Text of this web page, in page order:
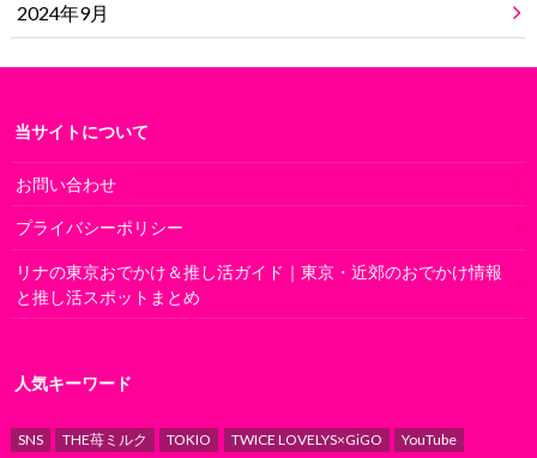
2024年9月
当サイトについて
お問い合わせ
プライバシーポリシー
リナの東京おでかけ＆推し活ガイド｜東京・近郊のおでかけ情報
と推し活スポットまとめ
人気キーワード
SNS THE苺ミルク TOKIO TWICE LOVELYS×GiGO
YouTube